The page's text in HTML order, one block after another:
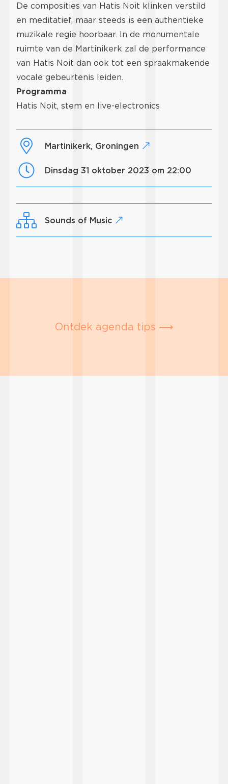
De composities van Hatis Noit klinken verstild
en meditatief, maar steeds is een authentieke
muzikale regie hoorbaar. In de monumentale
ruimte van de Martinikerk zal de performance
van Hatis Noit dan ook tot een spraakmakende
vocale gebeurtenis leiden.
Programma
Hatis Noit, stem en live-electronics
Martinikerk, Groningen
dinsdag 31 oktober 2023 om 22:00
Sounds of Music
Ontdek agenda tips ⟶